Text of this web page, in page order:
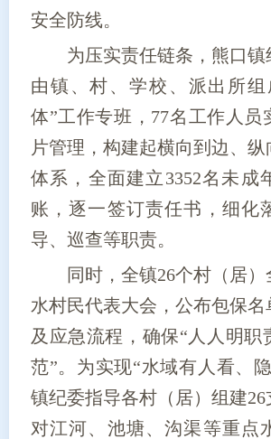
安全防线。
为压实责任链条，熊口镇
由镇、村、学校、派出所组
体”工作专班，77名工作人员
片管理，构建起横向到边、
体系，全面建立3352名未成
账，逐一签订责任书，细化
导、巡查等职责。
同时，全镇26个村（居
水村民代表大会，公布包保
及应急流程，确保“人人明职
范”。为实现“水域有人看、
镇纪委指导各村（居）组建26
对江河、池塘、沟渠等重点